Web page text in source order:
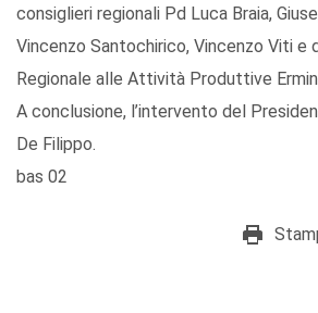
consiglieri regionali Pd Luca Braia,
Vincenzo Santochirico, Vincenzo Viti e
Regionale alle Attività Produttive
A conclusione, l’intervento del
De Filippo.
bas 02